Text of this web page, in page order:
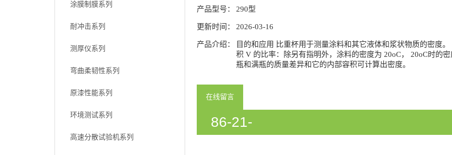
涂膜制膜系列
耐冲击系列
测厚仪系列
弯曲柔韧性系列
原漆性能系列
环境测试系列
高速分散试验机系列
产品型号： 290型
更新时间： 2026-03-16
产品介绍：
目的和应用 比重杯用于测量涂料和其它液体和浆状物质的密度
积 V 的比率：除另有指明外，涂料的密度为 20oC， 20oC时的
瓶和满瓶的质量差异和它的内部容积可计算出密度。
在线留言
86-21-